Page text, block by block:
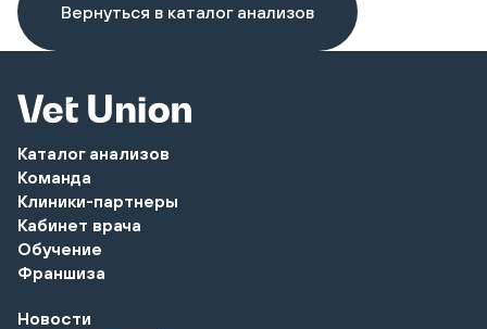
Вернуться в каталог анализов
Каталог анализов
Команда
Клиники-партнеры
Кабинет врача
Обучение
Франшиза
Новости